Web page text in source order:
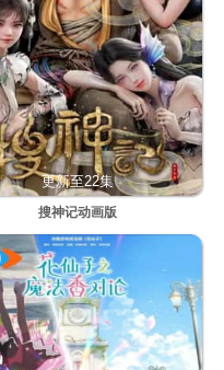
更新至22集
搜神记动画版